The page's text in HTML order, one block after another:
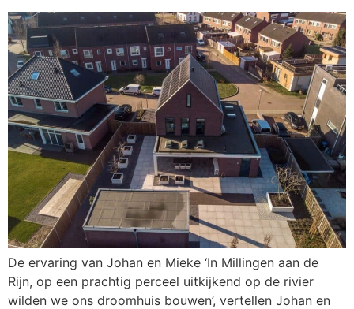
De ervaring van Johan en Mieke ‘In Millingen aan de
Rijn, op een prachtig perceel uitkijkend op de rivier
wilden we ons droomhuis bouwen’, vertellen Johan en